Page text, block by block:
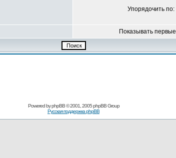
Упорядочить по:
Показывать первые
Powered byphpBB© 2001, 2005 phpBB Group
Русская поддержка phpBB